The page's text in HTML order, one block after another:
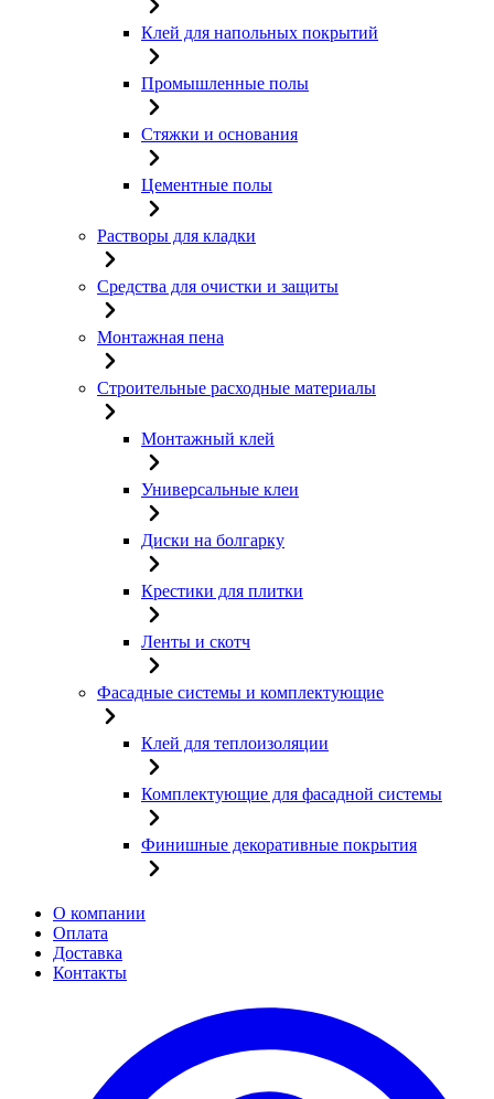
Клей для напольных покрытий
Промышленные полы
Стяжки и основания
Цементные полы
Растворы для кладки
Средства для очистки и защиты
Монтажная пена
Строительные расходные материалы
Монтажный клей
Универсальные клеи
Диски на болгарку
Крестики для плитки
Ленты и скотч
Фасадные системы и комплектующие
Клей для теплоизоляции
Комплектующие для фасадной системы
Финишные декоративные покрытия
О компании
Оплата
Доставка
Контакты